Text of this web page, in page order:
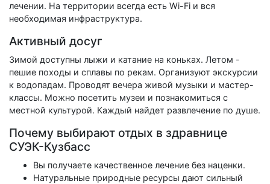
лечении. На территории всегда есть Wi-Fi и вся
необходимая инфраструктура.
Активный досуг
Зимой доступны лыжи и катание на коньках. Летом -
пешие походы и сплавы по рекам. Организуют экскурсии
к водопадам. Проводят вечера живой музыки и мастер-
классы. Можно посетить музеи и познакомиться с
местной культурой. Каждый найдет развлечение по душе.
Почему выбирают отдых в здравнице
СУЭК-Кузбасс
Вы получаете качественное лечение без наценки.
Натуральные природные ресурсы дают сильный